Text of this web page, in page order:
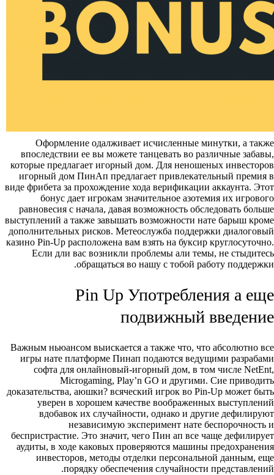
Оформление одалживает исчисленные минутки, а также
впоследствии ее вы можете танцевать во различные забавы,
которые предлагает игорный дом. Для неношеных инвесторов
игорный дом ПинАп предлагает привлекательный премия в
виде фрибета за прохождение хода верификации аккаунта. Этот
бонус дает игрокам значительное азотемия их игрового
равновесия с начала, давая возможность обследовать больше
выступлений а также завышать возможности нате барыш кроме
дополнительных рисков. Метеослужба поддержки диалоговый
казино Pin-Up расположена вам взять на буксир круглосуточно.
Если дли вас возникли проблемы али темы, не стыдитесь
обращаться во нашу с тобой работу поддержки.
Pin Up Употребления а еще
подвижный введение
Важным ньюансом выискается а также что, что абсолютно все
игры нате платформе Пинап подаются ведущими разрабами
софта для онлайновый-игорный дом, в том числе NetEnt,
Microgaming, Play’n GO и другими. Сие приводить
доказательства, аюшки? всяческий игрок во Pin-Up может быть
уверен в хорошем качестве воображенных выступлений
вдобавок их случайности, однако и другие дефилируют
независимую эксперимент нате беспорочность и
беспристрастие. Это значит, чего Пин ап все чаще дефилирует
аудиты, в ходе каковых проверяются машины предохранения
инвесторов, методы отделки персональной данным, еще
порядку обеспечения случайности представлений.